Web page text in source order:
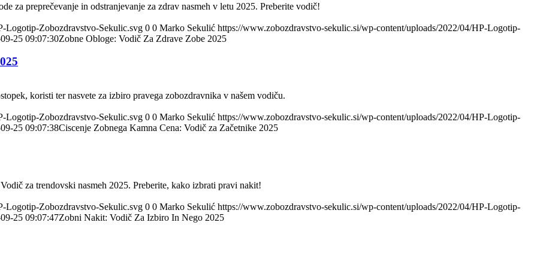
za preprečevanje in odstranjevanje za zdrav nasmeh v letu 2025. Preberite vodič!
Logotip-Zobozdravstvo-Sekulic.svg 0 0 Marko Sekulić https://www.zobozdravstvo-sekulic.si/wp-content/uploads/2022/04/HP-Logotip-
25 09:07:30Zobne Obloge: Vodič Za Zdrave Zobe 2025
koristi ter nasvete za izbiro pravega zobozdravnika v našem vodiču.
Logotip-Zobozdravstvo-Sekulic.svg 0 0 Marko Sekulić https://www.zobozdravstvo-sekulic.si/wp-content/uploads/2022/04/HP-Logotip-
25 09:07:38Ciscenje Zobnega Kamna Cena: Vodič za Začetnike 2025
za trendovski nasmeh 2025. Preberite, kako izbrati pravi nakit!
Logotip-Zobozdravstvo-Sekulic.svg 0 0 Marko Sekulić https://www.zobozdravstvo-sekulic.si/wp-content/uploads/2022/04/HP-Logotip-
25 09:07:47Zobni Nakit: Vodič Za Izbiro In Nego 2025